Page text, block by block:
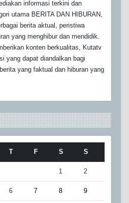
informasi terkini dan
utama BERITA DAN HIBURAN,
berita aktual, peristiwa
yang menghibur dan mendidik.
konten berkualitas, Kutatv
yang dapat diandalkan bagi
yang faktual dan hiburan yang
T F S S
1 2
6 7 8 9